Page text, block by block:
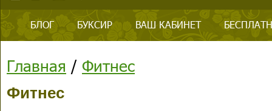
БЛОГ БУКСИР ВАШ КАБИНЕТ
Главная / Фитнес
Фитнес